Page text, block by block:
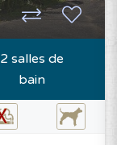
2 salles de
bain